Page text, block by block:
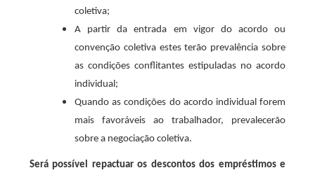
coletiva;
A partir da entrada em vigor do acordo ou
convenção coletiva estes terão prevalência sobre
as condições conflitantes estipuladas no acordo
individual;
Quando as condições do acordo individual forem
mais favoráveis ao trabalhador, prevalecerão
sobre a negociação coletiva.
Será possível repactuar os descontos dos empréstimos e